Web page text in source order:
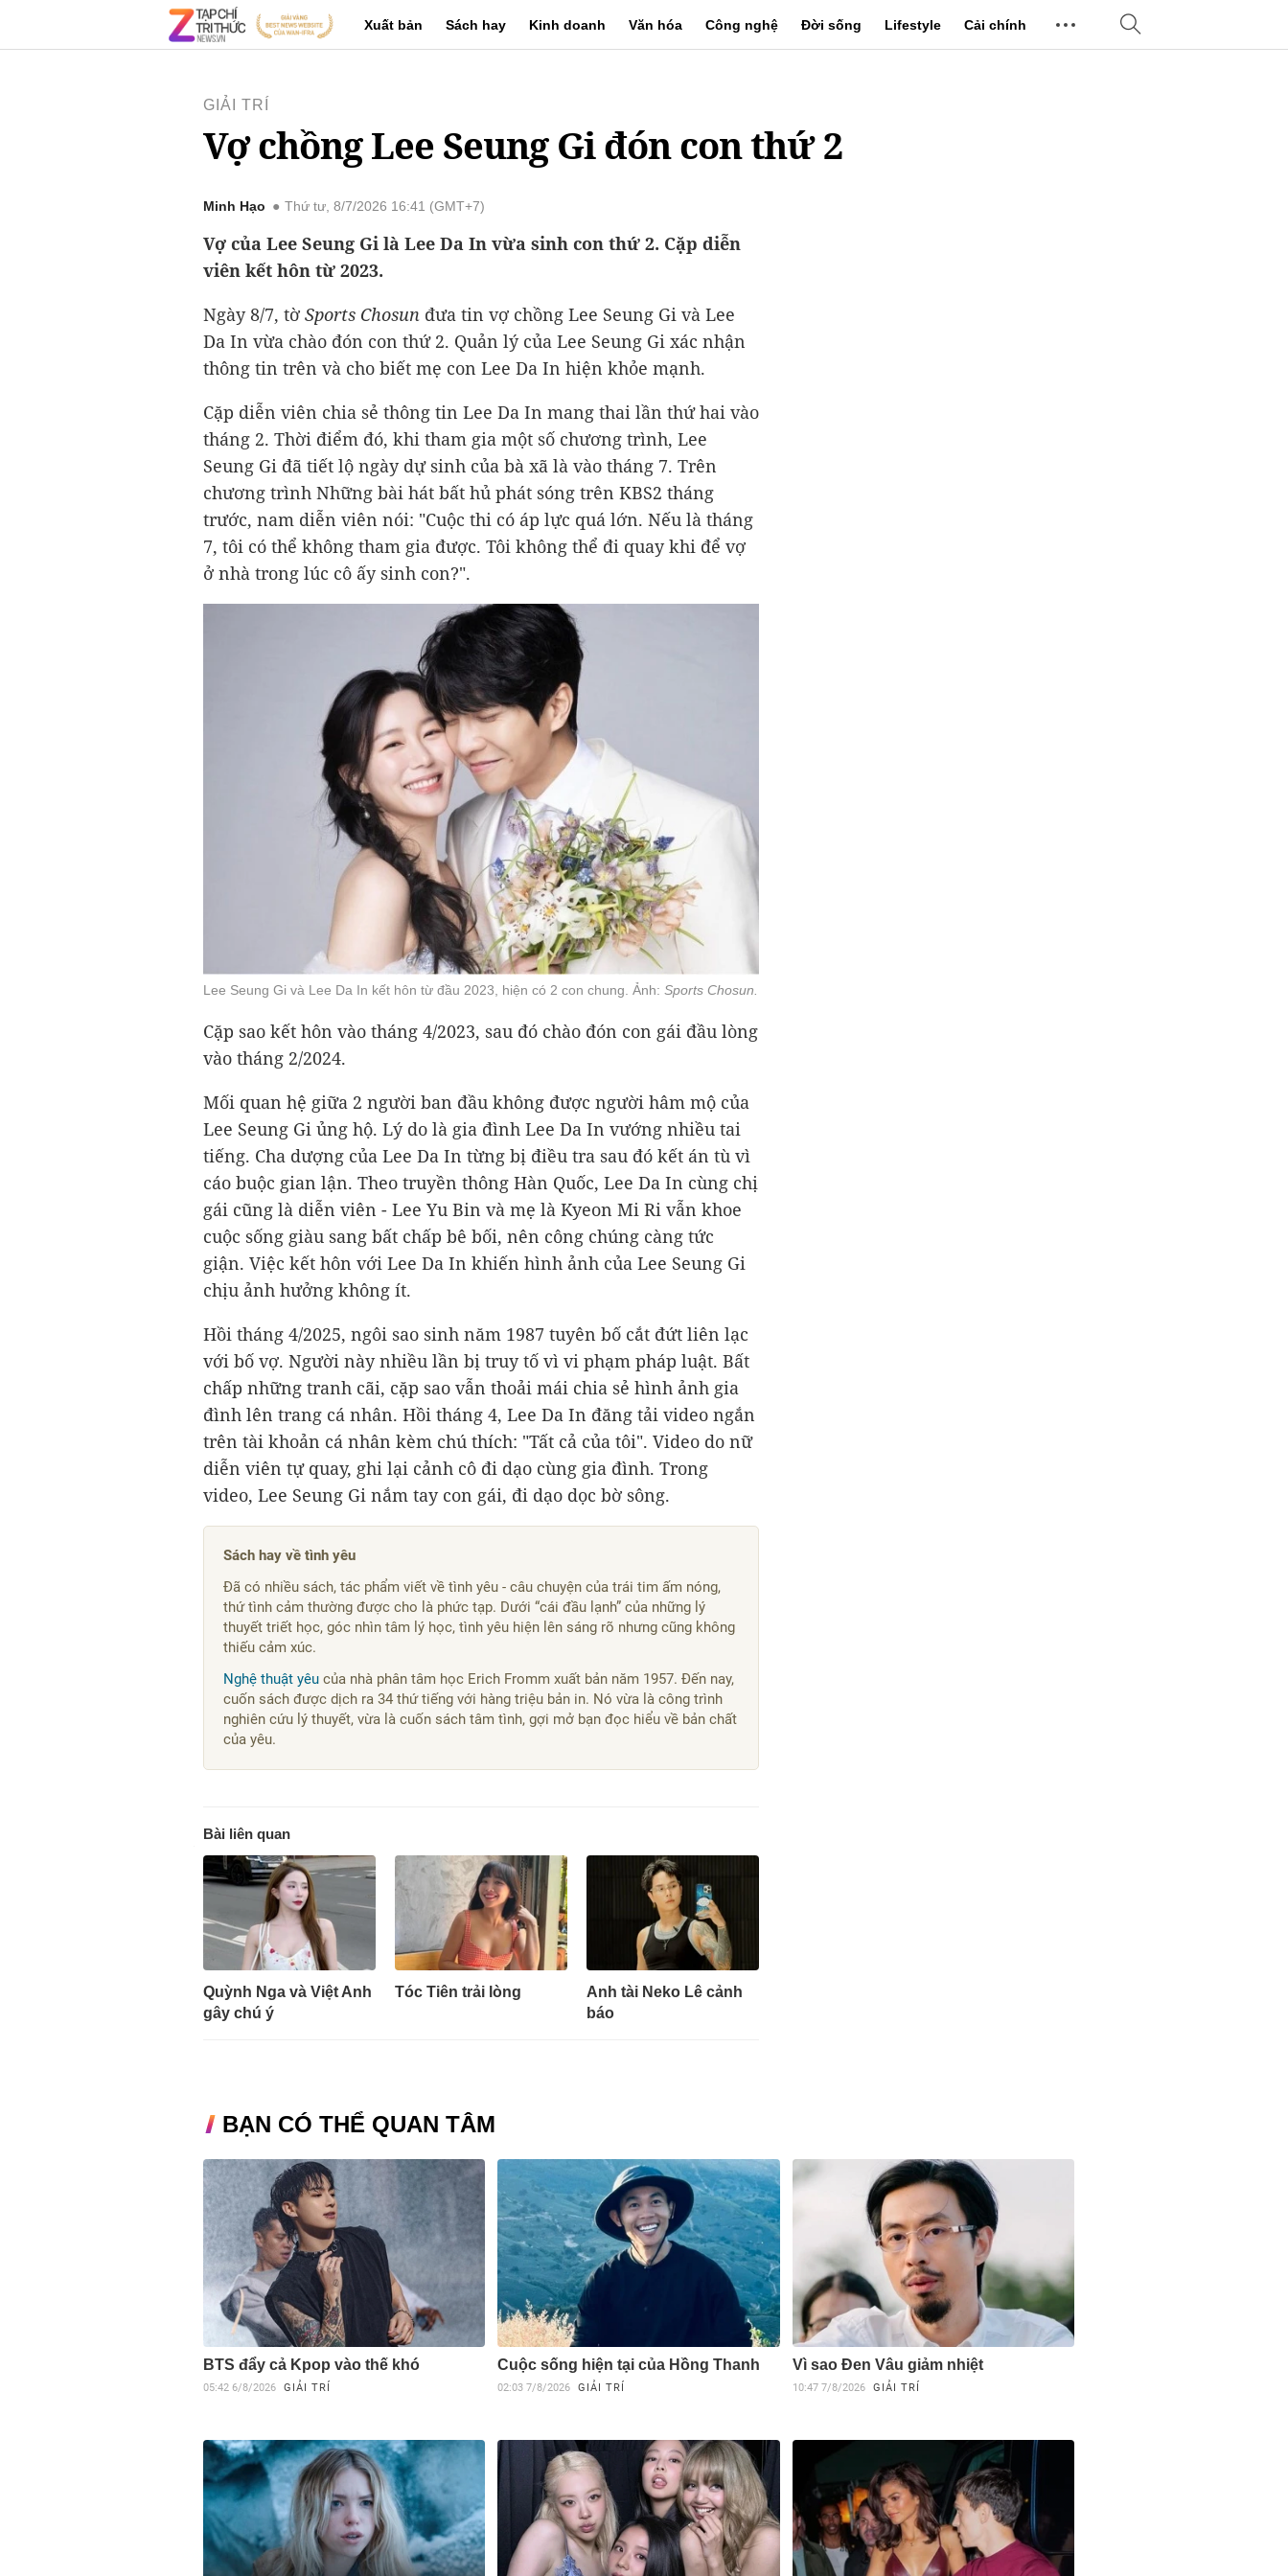
Xuất bản Sách hay Kinh doanh Văn hóa Công nghệ Đời sống Lifestyle Cải chính
GIẢI TRÍ
Vợ chồng Lee Seung Gi đón con thứ 2
Minh Hạo Thứ tư, 8/7/2026 16:41 (GMT+7)
Vợ của Lee Seung Gi là Lee Da In vừa sinh con thứ 2. Cặp diễn
viên kết hôn từ 2023.
Ngày 8/7, tờ Sports Chosun đưa tin vợ chồng Lee Seung Gi và Lee
Da In vừa chào đón con thứ 2. Quản lý của Lee Seung Gi xác nhận
thông tin trên và cho biết mẹ con Lee Da In hiện khỏe mạnh.
Cặp diễn viên chia sẻ thông tin Lee Da In mang thai lần thứ hai vào
tháng 2. Thời điểm đó, khi tham gia một số chương trình, Lee
Seung Gi đã tiết lộ ngày dự sinh của bà xã là vào tháng 7. Trên
chương trình Những bài hát bất hủ phát sóng trên KBS2 tháng
trước, nam diễn viên nói: "Cuộc thi có áp lực quá lớn. Nếu là tháng
7, tôi có thể không tham gia được. Tôi không thể đi quay khi để vợ
ở nhà trong lúc cô ấy sinh con?".
Lee Seung Gi và Lee Da In kết hôn từ đầu 2023, hiện có 2 con chung. Ảnh: Sports Chosun.
Cặp sao kết hôn vào tháng 4/2023, sau đó chào đón con gái đầu lòng
vào tháng 2/2024.
Mối quan hệ giữa 2 người ban đầu không được người hâm mộ của
Lee Seung Gi ủng hộ. Lý do là gia đình Lee Da In vướng nhiều tai
tiếng. Cha dượng của Lee Da In từng bị điều tra sau đó kết án tù vì
cáo buộc gian lận. Theo truyền thông Hàn Quốc, Lee Da In cùng chị
gái cũng là diễn viên - Lee Yu Bin và mẹ là Kyeon Mi Ri vẫn khoe
cuộc sống giàu sang bất chấp bê bối, nên công chúng càng tức
giận. Việc kết hôn với Lee Da In khiến hình ảnh của Lee Seung Gi
chịu ảnh hưởng không ít.
Hồi tháng 4/2025, ngôi sao sinh năm 1987 tuyên bố cắt đứt liên lạc
với bố vợ. Người này nhiều lần bị truy tố vì vi phạm pháp luật. Bất
chấp những tranh cãi, cặp sao vẫn thoải mái chia sẻ hình ảnh gia
đình lên trang cá nhân. Hồi tháng 4, Lee Da In đăng tải video ngắn
trên tài khoản cá nhân kèm chú thích: "Tất cả của tôi". Video do nữ
diễn viên tự quay, ghi lại cảnh cô đi dạo cùng gia đình. Trong
video, Lee Seung Gi nắm tay con gái, đi dạo dọc bờ sông.
Sách hay về tình yêu
Đã có nhiều sách, tác phẩm viết về tình yêu - câu chuyện của trái tim ấm nóng,
thứ tình cảm thường được cho là phức tạp. Dưới “cái đầu lạnh” của những lý
thuyết triết học, góc nhìn tâm lý học, tình yêu hiện lên sáng rõ nhưng cũng không
thiếu cảm xúc.
Nghệ thuật yêu của nhà phân tâm học Erich Fromm xuất bản năm 1957. Đến nay,
cuốn sách được dịch ra 34 thứ tiếng với hàng triệu bản in. Nó vừa là công trình
nghiên cứu lý thuyết, vừa là cuốn sách tâm tình, gợi mở bạn đọc hiểu về bản chất
của yêu.
Bài liên quan
Quỳnh Nga và Việt Anh
gây chú ý
Tóc Tiên trải lòng
Anh tài Neko Lê cảnh
báo
BẠN CÓ THỂ QUAN TÂM
BTS đẩy cả Kpop vào thế khó
05:42 6/8/2026 GIẢI TRÍ
Cuộc sống hiện tại của Hồng Thanh
02:03 7/8/2026 GIẢI TRÍ
Vì sao Đen Vâu giảm nhiệt
10:47 7/8/2026 GIẢI TRÍ